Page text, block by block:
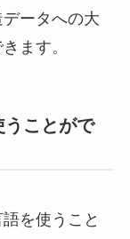
ータへの大
ます。
ことがで
を使うこと